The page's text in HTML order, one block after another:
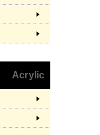
Acrylic